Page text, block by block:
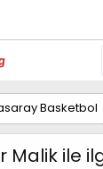
Basketbol
Malik ile